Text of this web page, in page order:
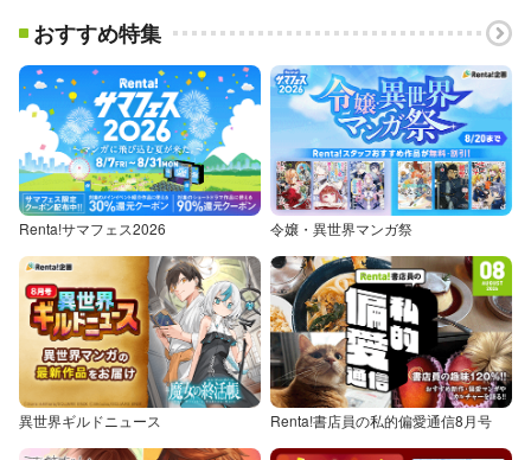
おすすめ特集
Renta!サマフェス2026 令嬢・異世界マンガ祭
異世界ギルドニュース Renta!書店員の私的偏愛通信8月号